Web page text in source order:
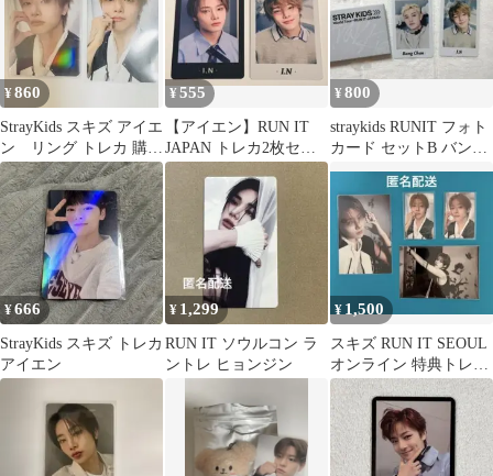
¥860
StrayKids スキズ アイエ
ン リング トレカ 購入
特典 ソウルコン
¥555
【アイエン】RUN IT
JAPAN トレカ2枚セッ
ト I.N
¥800
straykids RUNIT フォト
カード セットB バンチ
ャンアイエン
¥666
StrayKids スキズ トレカ
アイエン
¥ 1,299
RUN IT ソウルコン ラ
ントレ ヒョンジン
¥ 1,500
スキズ RUN IT SEOUL
オンライン 特典トレカ
アイエン